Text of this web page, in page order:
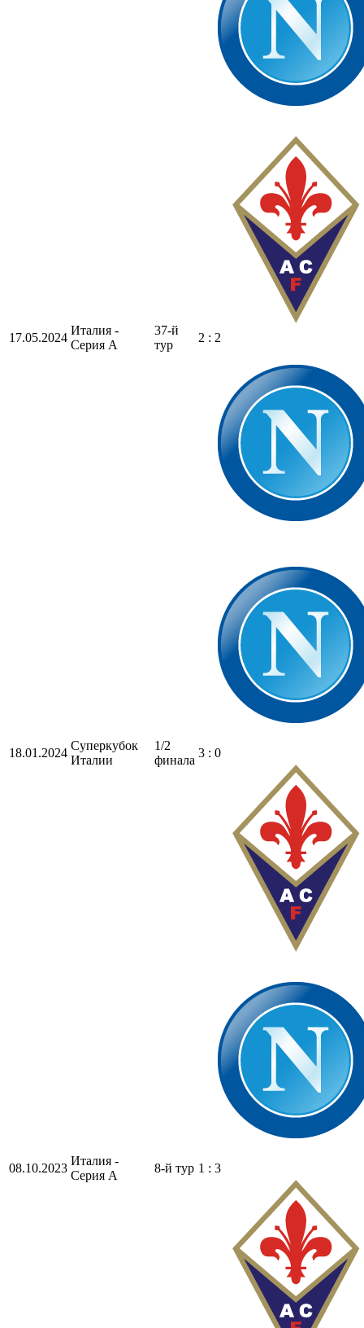
17.05.2024
Италия -
Серия А
37-й
тур
2 : 2
18.01.2024
Суперкубок
Италии
1/2
финала
3 : 0
08.10.2023
Италия -
Серия А
8-й тур 1 : 3